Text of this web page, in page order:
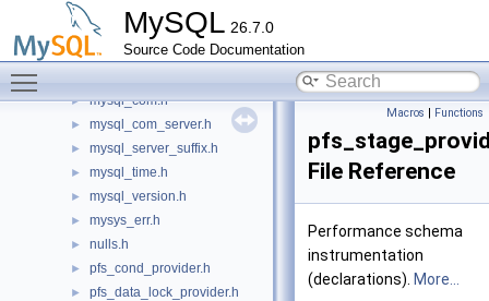
MySQL 26.7.0
Source Code Documentation
►
► myisampack.h
► mysql.h
► mysql_com.h
► mysql_com_server.h
► mysql_server_suffix.h
► mysql_time.h
► mysql_version.h
► mysys_err.h
► nulls.h
► pfs_cond_provider.h
► pfs_data_lock_provider.h
Macros | Functions
File Reference
Performance schema
instrumentation
(declarations). More...